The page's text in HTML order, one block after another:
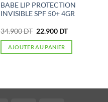
BABE LIP PROTECTION
INVISIBLE SPF 50+ 4GR
34.900DT Le
initial
était :
22.900 DTLe
actuel
AJOUTER AU PANIER